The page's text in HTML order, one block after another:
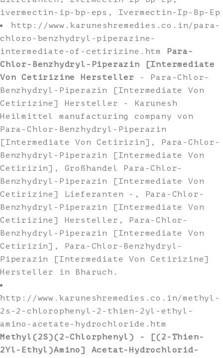
ivermectin-ip-bp-eps, Ivermectin-Ip-Bp-Ep
http://www.karuneshremedies.co.in/para-
chloro-benzhydryl-piperazine-
intermediate-of-cetirizine.htm
Para-
Chlor-Benzhydryl-Piperazin [Intermediate
Von Cetirizine Hersteller
- Para-Chlor-
Benzhydryl-Piperazin [Intermediate Von
Cetirizine] Hersteller - Karunesh
Heilmittel manufacturing company von
Para-Chlor-Benzhydryl-Piperazin
[Intermediate Von Cetirizin], Para-Chlor-
Benzhydryl-Piperazin [Intermediate Von
Cetirizin], Großhandel Para-Chlor-
Benzhydryl-Piperazin [Intermediate Von
Cetirizine] Lieferanten -, Para-Chlor-
Benzhydryl-Piperazin [Intermediate Von
Cetirizine] Hersteller, Para-Chlor-
Benzhydryl-Piperazin [Intermediate Von
Cetirizin], Para-Chlor-Benzhydryl-
Piperazin [Intermediate Von Cetirizine]
Hersteller in Bharuch.
http://www.karuneshremedies.co.in/methyl-
2s-2-chlorophenyl-2-thien-2yl-ethyl-
amino-acetate-hydrochloride.htm
Methyl(2S)(2-Chlorphenyl) - [(2-Thien-
2Yl-Ethyl)Amino] Acetat-Hydrochlorid-